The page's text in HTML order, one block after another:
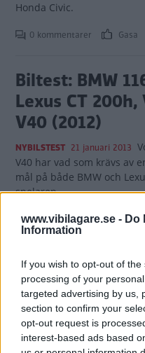
www.vibilagare.se - Do
Information
If you wish to opt-out of
processing of your
targeted advertising by us,
section to confirm your
opt-out request is
interest-based ads based
Honda Civic.
0 kommentarer Gasa
Biltest: BMW
Lexus CT 200h,
V40 (2012)
NYBILSTEST 21 januari 2013
V40 har vad som krävs av
mål på både BMW och
spelaren.
16 kommentarer
Biltest: BMW
(2011)
NYBILSTEST 9 november 2011
sekunder – och 116 g/km!
som en sportvagn och